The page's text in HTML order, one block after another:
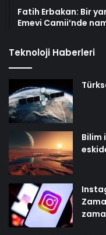
Fatih Erbakan: Bir
Emevi Camii’nde
Teknoloji Haberleri
Bilim